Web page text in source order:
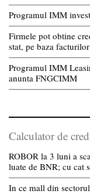
Programul IMM
Firmele pot obtine
stat, pe baza
Programul IMM
anunta FNGCIMM
Calculator de
ROBOR la 3 luni a
luate de BNR; cu cat
In ce mall din